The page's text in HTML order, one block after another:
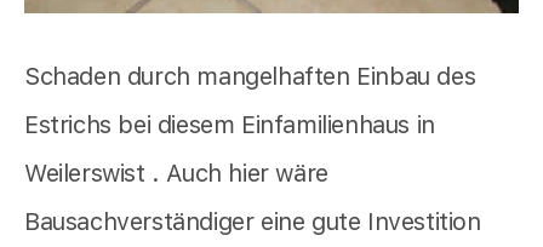
Schaden durch mangelhaften Einbau des
Estrichs bei diesem Einfamilienhaus in
Weilerswist . Auch hier wäre
Bausachverständiger eine gute Investition